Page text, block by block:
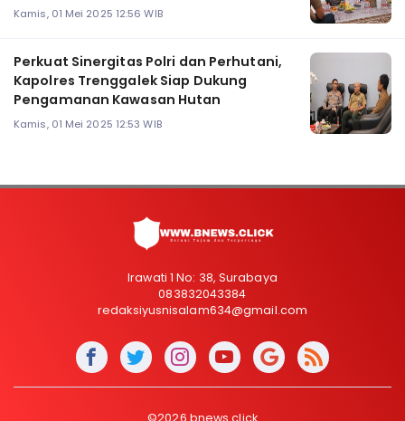
Kamis, 01 Mei 2025 12:56 WIB
Perkuat Sinergitas Polri dan Perhutani,
Kapolres Trenggalek Siap Dukung
Pengamanan Kawasan Hutan
Kamis, 01 Mei 2025 12:53 WIB
Irawati 1 No: 38, Surabaya
083832043384
redaksiyusnisalam634@gmail.com